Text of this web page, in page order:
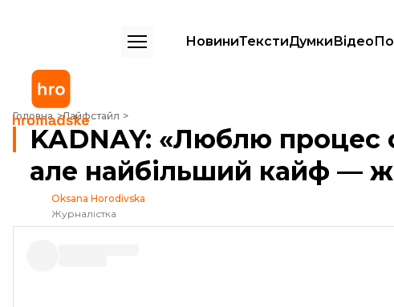
НовиниТекстиДумкиВідео
Головна Лайфстайл
KADNAY: «Люблю процес створення музики, але найбільший кайф —
KADNAY: «Люблю процес
але найбільший кайф —
Oksana Horodivska
Журналістка